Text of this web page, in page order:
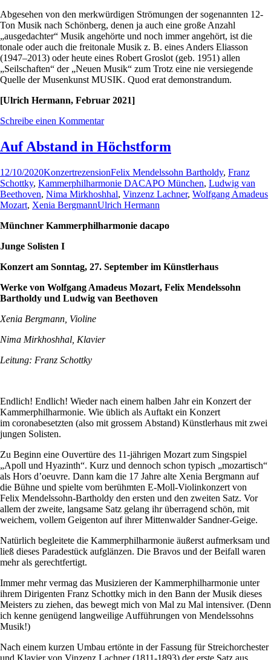
Abgesehen von den merkwürdigen Strömungen der sogenannten 12-
Ton Musik nach Schönberg, denen ja auch eine große Anzahl
„ausgedachter“ Musik angehörte und noch immer angehört, ist die
tonale oder auch die freitonale Musik z. B. eines Anders Eliasson
(1947–2013) oder heute eines Robert Groslot (geb. 1951) allen
„Seilschaften“ der „Neuen Musik“ zum Trotz eine nie versiegende
Quelle der Musenkunst MUSIK. Quod erat demonstrandum.
[Ulrich Hermann, Februar 2021]
Schreibe einen Kommentar
Auf Abstand in Höchstform
12/10/2020KonzertrezensionFelix Mendelssohn Bartholdy, Franz
Schottky, Kammerphilharmonie DACAPO München, Ludwig van
Beethoven, Nima Mirkhoshhal, Vinzenz Lachner, Wolfgang Amadeus
Mozart, Xenia BergmannUlrich Hermann
Münchner Kammerphilharmonie dacapo
Junge Solisten I
Konzert am Sonntag, 27. September im Künstlerhaus
Werke von Wolfgang Amadeus Mozart, Felix Mendelssohn
Bartholdy und Ludwig van Beethoven
Xenia Bergmann, Violine
Nima Mirkhoshhal, Klavier
Leitung: Franz Schottky
Endlich! Endlich! Wieder nach einem halben Jahr ein Konzert der
Kammerphilharmonie. Wie üblich als Auftakt ein Konzert
im coronabesetzten (also mit grossem Abstand) Künstlerhaus mit zwei
jungen Solisten.
Zu Beginn eine Ouvertüre des 11-jährigen Mozart zum Singspiel
„Apoll und Hyazinth“. Kurz und dennoch schon typisch „mozartisch“
als Hors d’oeuvre. Dann kam die 17 Jahre alte Xenia Bergmann auf
die Bühne und spielte vom berühmten E-Moll-Violinkonzert von
Felix Mendelssohn-Bartholdy den ersten und den zweiten Satz. Vor
allem der zweite, langsame Satz gelang ihr überragend schön, mit
weichem, vollem Geigenton auf ihrer Mittenwalder Sandner-Geige.
Natürlich begleitete die Kammerphilharmonie äußerst aufmerksam und
ließ dieses Paradestück aufglänzen. Die Bravos und der Beifall waren
mehr als gerechtfertigt.
Immer mehr vermag das Musizieren der Kammerphilharmonie unter
ihrem Dirigenten Franz Schottky mich in den Bann der Musik dieses
Meisters zu ziehen, das bewegt mich von Mal zu Mal intensiver. (Denn
ich kenne genügend langweilige Aufführungen von Mendelssohns
Musik!)
Nach einem kurzen Umbau ertönte in der Fassung für Streichorchester
und Klavier von Vinzenz Lachner (1811-1893) der erste Satz aus